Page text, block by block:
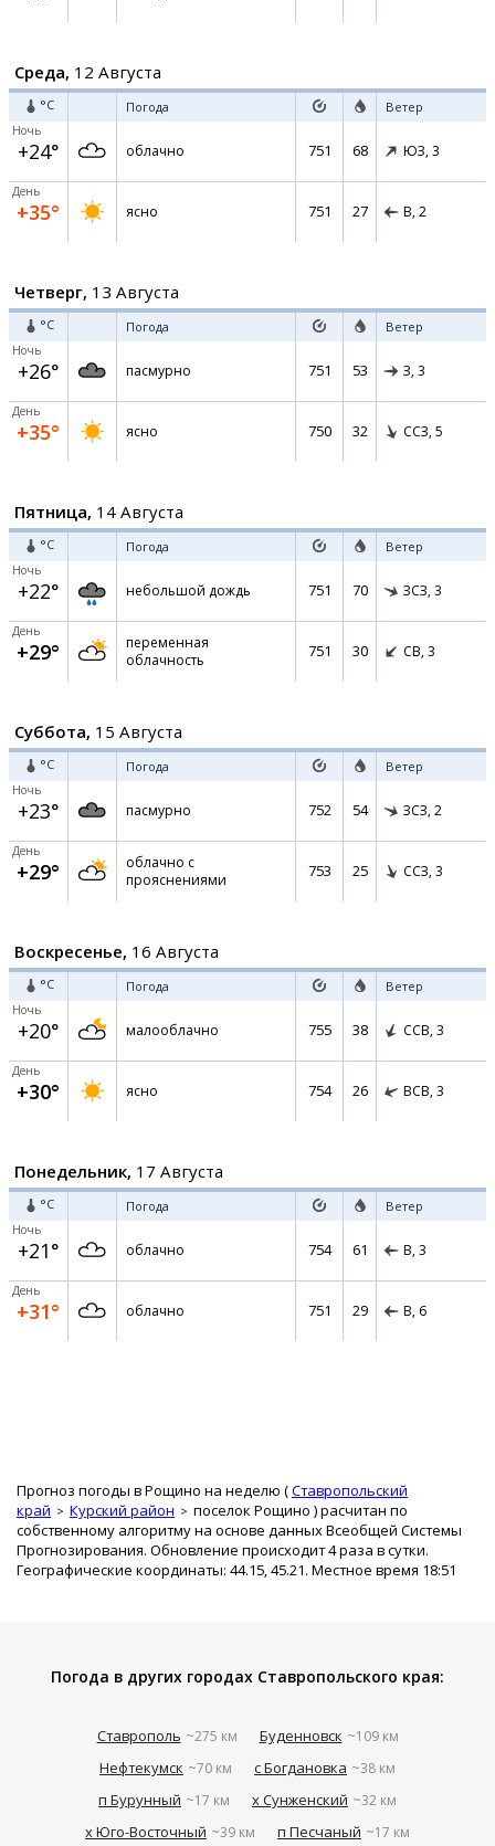
Среда, 12 Августа
°C Погода Ветер
Ночь
+24° облачно 751 68 ЮЗ, 3
День
+35° ясно 751 27 В, 2
Четверг, 13 Августа
°C Погода Ветер
Ночь
+26° пасмурно 751 53 З, 3
День
+35° ясно 750 32 ССЗ, 5
Пятница, 14 Августа
°C Погода Ветер
Ночь
+22° небольшой дождь 751 70 ЗСЗ, 3
День
+29°
переменная
облачность
751 30 СВ, 3
Суббота, 15 Августа
°C Погода Ветер
Ночь
+23° пасмурно 752 54 ЗСЗ, 2
День
+29°
облачно с
прояснениями
753 25 ССЗ, 3
Воскресенье, 16 Августа
°C Погода Ветер
Ночь
+20° малооблачно 755 38 ССВ, 3
День
+30° ясно 754 26 ВСВ, 3
Понедельник, 17 Августа
°C Погода Ветер
Ночь
+21° облачно 754 61 В, 3
День
+31° облачно 751 29 В, 6
Прогноз погоды в Рощино на неделю (Ставропольский
край
Курский район поселок Рощино ) расчитан по
собственному алгоритму на основе данных Всеобщей Системы
Прогнозирования. Обновление происходит 4 раза в сутки.
Географические координаты: 44.15, 45.21. Местное время 18:51
Погода в других городах Ставропольского края:
Ставрополь ~275 км Буденновск ~109 км
Нефтекумск ~70 км с Богдановка ~38 км
п Бурунный ~17 км х Сунженский ~32 км
х Юго-Восточный ~39 км п Песчаный ~17 км